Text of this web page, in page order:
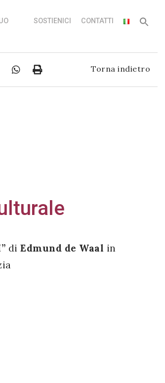
SOSTIENICI CONTATTI
Torna indietro
di Edmund de Waal in